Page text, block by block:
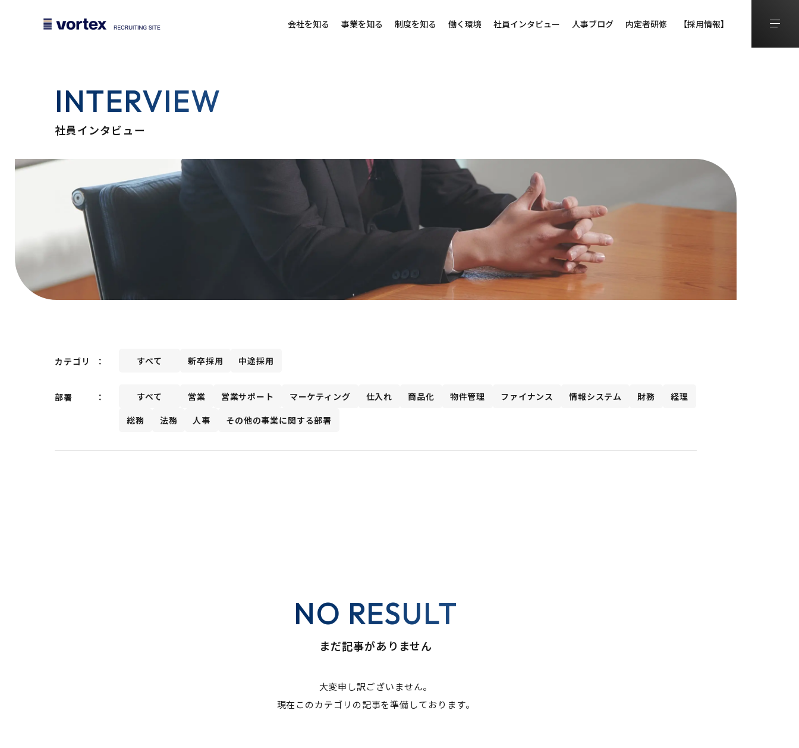
会社を知る 事業を知る 制度を知る 働く環境 社員インタビュー 人事ブログ 内定者研修 【採用情報】
INTERVIEW
社員インタビュー
カテゴリ すべて 新卒採用 中途採用
部署 すべて 営業 営業サポート マーケティング 仕入れ 商品化 物件管理 ファイナンス 情報システム 財務
経理
総務
法務 人事 その他の事業に関する部署
NO RESULT
まだ記事がありません
大変申し訳ございません。
現在このカテゴリの記事を準備しております。